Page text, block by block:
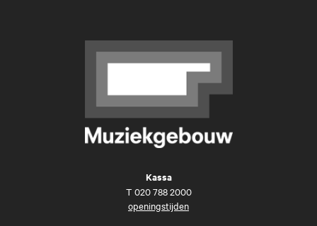
Kassa
T 020 788 2000
openingstijden